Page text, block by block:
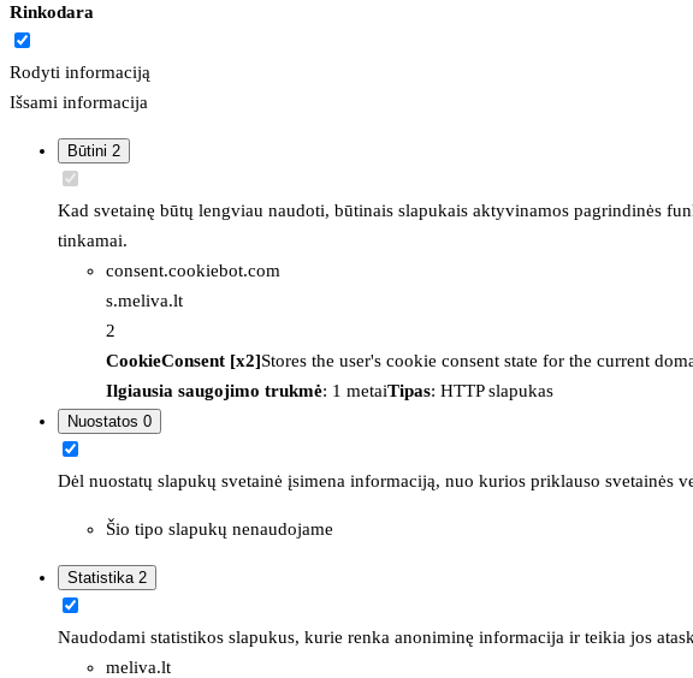
Rinkodara
Rodyti informaciją
Išsami informacija
Būtini 2
Kad svetainę būtų lengviau naudoti, būtinais slapukais aktyvinamos pagrindinės
tinkamai.
consent.cookiebot.com
s.meliva.lt
2
CookieConsent [x2]Stores the user's cookie consent state for the current
Ilgiausia saugojimo trukmė: 1 metaiTipas: HTTP slapukas
Nuostatos 0
Dėl nuostatų slapukų svetainė įsimena informaciją, nuo kurios priklauso svetainės
Šio tipo slapukų nenaudojame
Statistika 2
Naudodami statistikos slapukus, kurie renka anoniminę informacija ir teikia jos
meliva.lt